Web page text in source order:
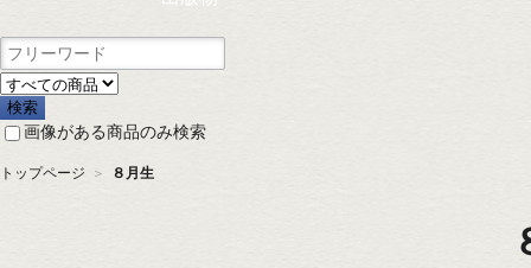
画像がある商品のみ検索
トップページ ＞ ８月生